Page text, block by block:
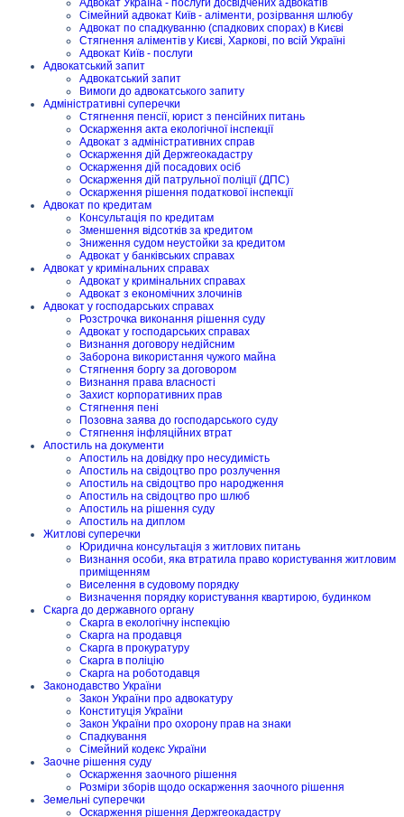
Адвокат Україна - послуги досвідчених адвокатів
Сімейний адвокат Київ - аліменти, розірвання шлюбу
Адвокат по спадкуванню (спадкових спорах) в Києві
Стягнення аліментів у Києві, Харкові, по всій Україні
Адвокат Київ - послуги
Адвокатський запит
Адвокатський запит
Вимоги до адвокатського запиту
Адміністративні суперечки
Стягнення пенсії, юрист з пенсійних питань
Оскарження акта екологічної інспекції
Адвокат з адміністративних справ
Оскарження дій Держгеокадастру
Оскарження дій посадових осіб
Оскарження дій патрульної поліції (ДПС)
Оскарження рішення податкової інспекції
Адвокат по кредитам
Консультація по кредитам
Зменшення відсотків за кредитом
Зниження судом неустойки за кредитом
Адвокат у банківських справах
Адвокат у кримінальних справах
Адвокат у кримінальних справах
Адвокат з економічних злочинів
Адвокат у господарських справах
Розстрочка виконання рішення суду
Адвокат у господарських справах
Визнання договору недійсним
Заборона використання чужого майна
Стягнення боргу за договором
Визнання права власності
Захист корпоративних прав
Стягнення пені
Позовна заява до господарського суду
Стягнення інфляційних втрат
Апостиль на документи
Апостиль на довідку про несудимість
Апостиль на свідоцтво про розлучення
Апостиль на свідоцтво про народження
Апостиль на свідоцтво про шлюб
Апостиль на рішення суду
Апостиль на диплом
Житлові суперечки
Юридична консультація з житлових питань
Визнання особи, яка втратила право користування житловим
приміщенням
Виселення в судовому порядку
Визначення порядку користування квартирою, будинком
Скарга до державного органу
Скарга в екологічну інспекцію
Скарга на продавця
Скарга в прокуратуру
Скарга в поліцію
Скарга на роботодавця
Законодавство України
Закон України про адвокатуру
Конституція України
Закон України про охорону прав на знаки
Спадкування
Сімейний кодекс України
Заочне рішення суду
Оскарження заочного рішення
Розміри зборів щодо оскарження заочного рішення
Земельні суперечки
Оскарження рішення Держгеокадастру